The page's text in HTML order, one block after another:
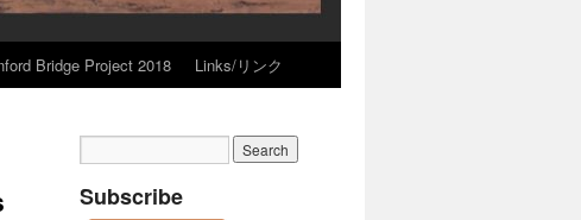
Bridge Project 2018 Links/リンク
Subscribe